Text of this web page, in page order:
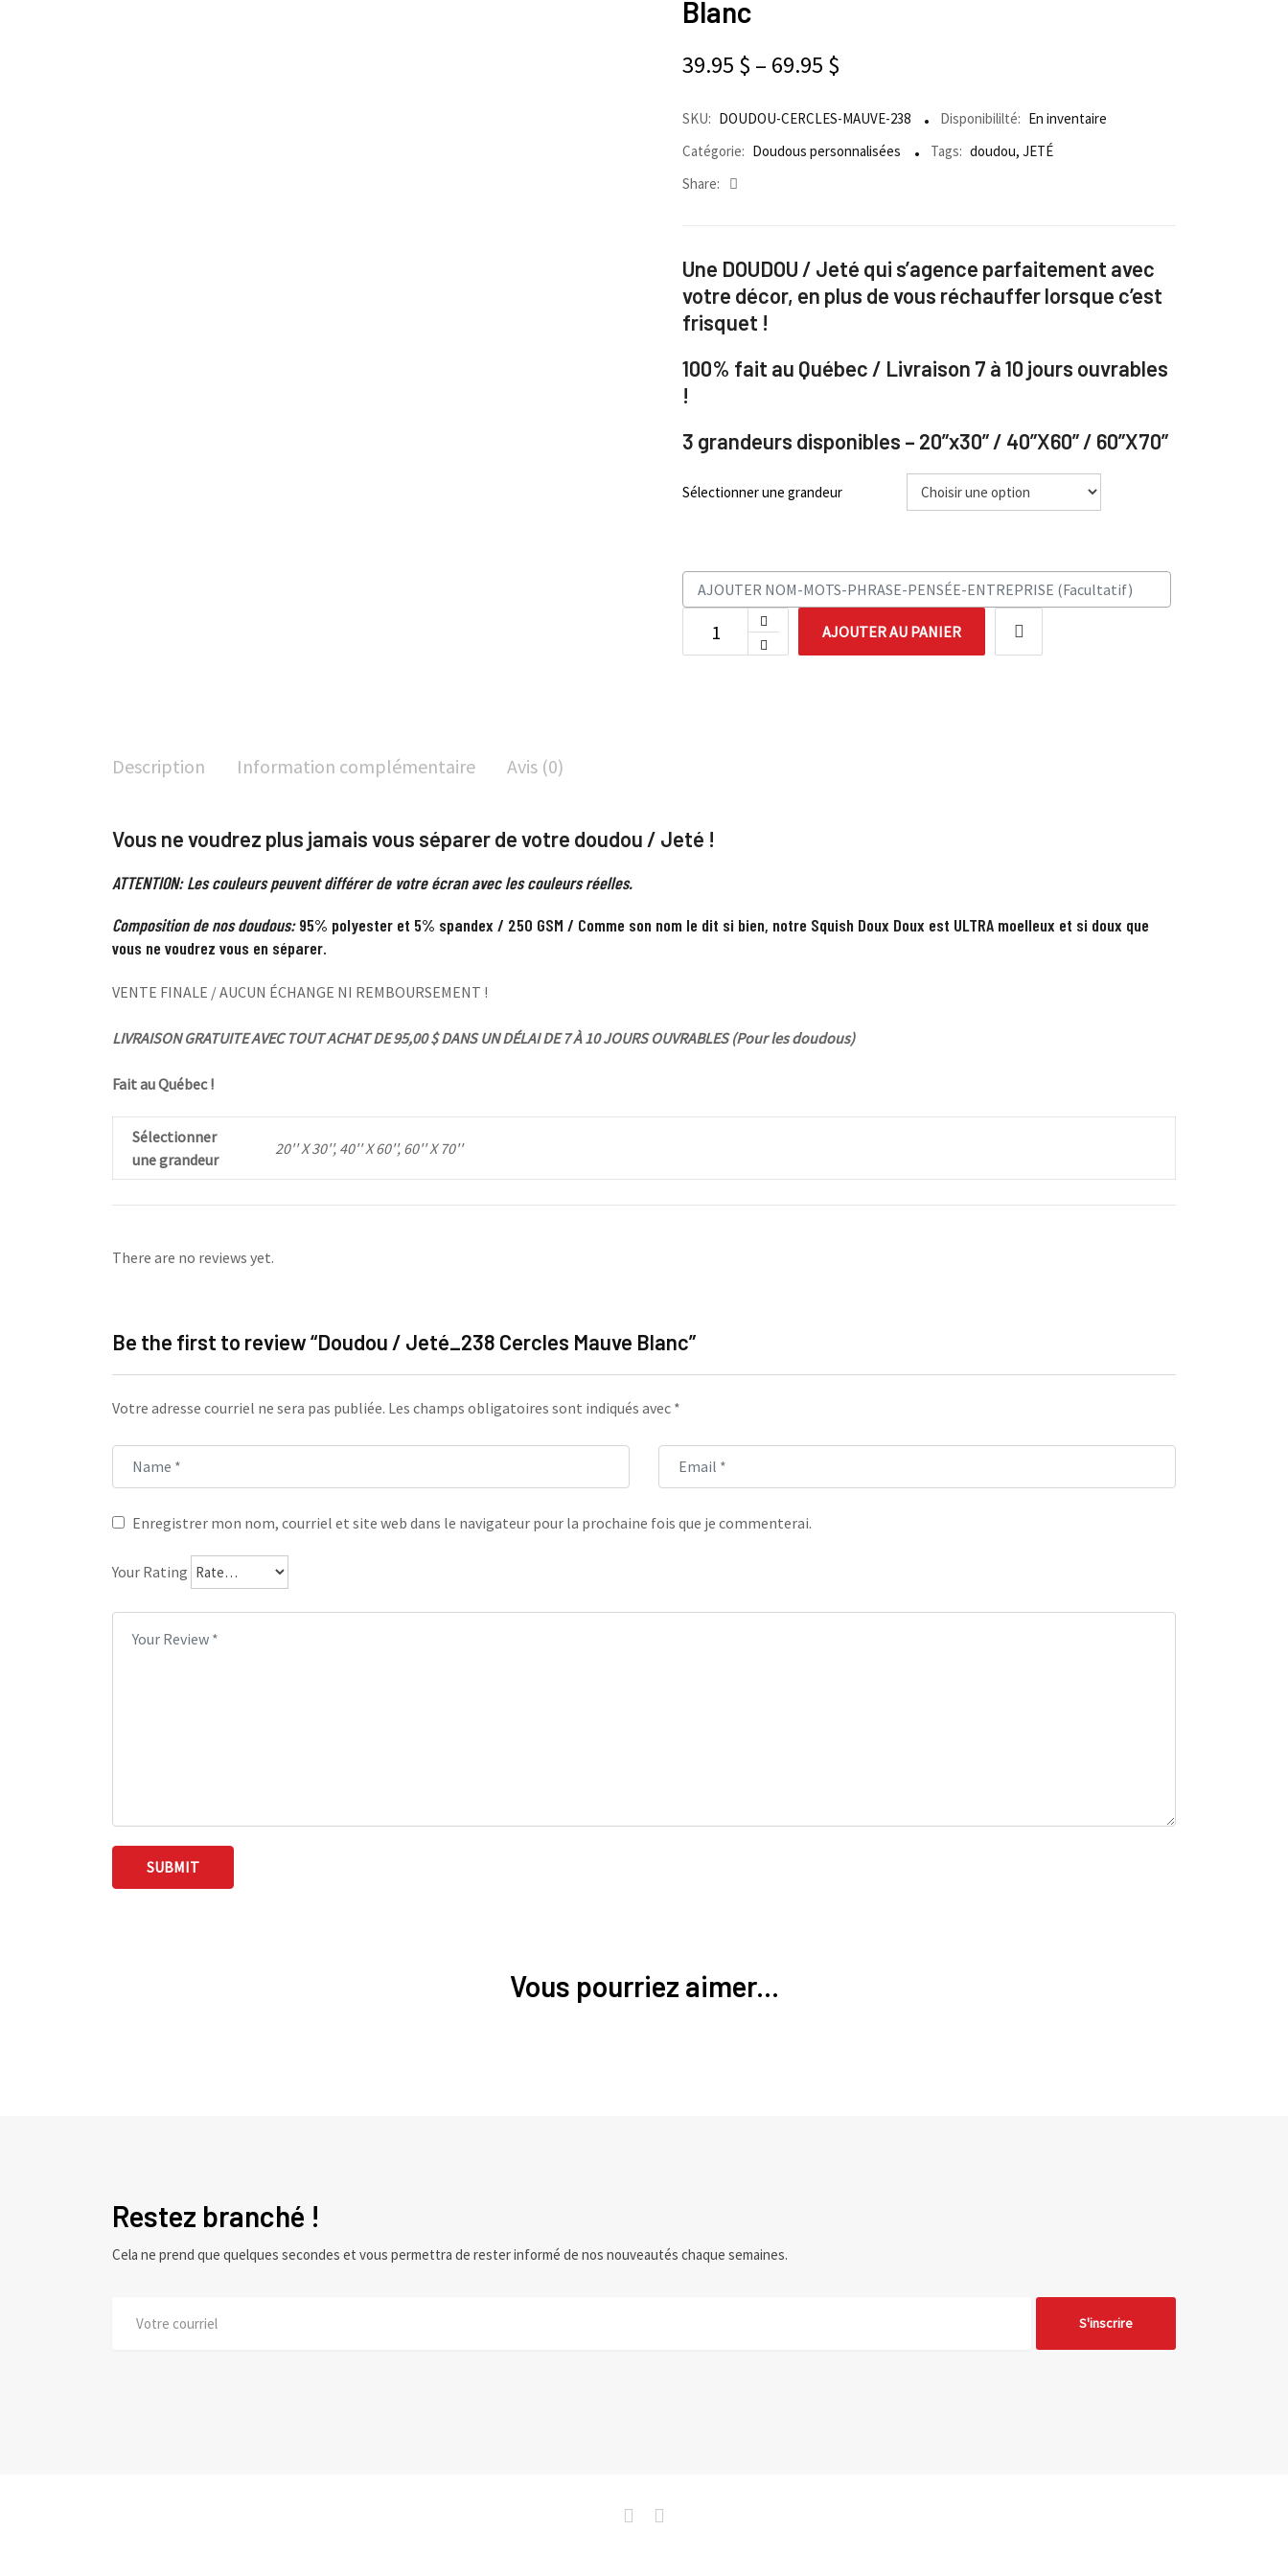
Blanc
39.95 $ – 69.95 $
SKU: DOUDOU-CERCLES-MAUVE-238 Disponibililté: En inventaire
Catégorie: Doudous personnalisées Tags: doudou, JETÉ
Share:
Une DOUDOU / Jeté qui s’agence parfaitement avec
votre décor, en plus de vous réchauffer lorsque c’est
frisquet !
100% fait au Québec / Livraison 7 à 10 jours ouvrables
!
3 grandeurs disponibles – 20”x30” / 40”X60” / 60”X70”
Sélectionner une grandeur
AJOUTER AU PANIER
Description Information complémentaire Avis (0)
Vous ne voudrez plus jamais vous séparer de votre doudou / Jeté !
ATTENTION: Les couleurs peuvent différer de votre écran avec les couleurs réelles.
Composition de nos doudous:95% polyester et 5% spandex / 250 GSM / Comme son nom le dit si bien, notre Squish Doux Doux est ULTRA moelleux et si doux que
vous ne voudrez vous en séparer.
VENTE FINALE / AUCUN ÉCHANGE NI REMBOURSEMENT !
LIVRAISON GRATUITE AVEC TOUT ACHAT DE 95,00 $ DANS UN DÉLAI DE 7 À 10 JOURS OUVRABLES (Pour les doudous)
Fait au Québec !
Sélectionner
une grandeur
20'' X 30'', 40'' X 60'', 60'' X 70''
There are no reviews yet.
Be the first to review “Doudou / Jeté_238 Cercles Mauve Blanc”
Votre adresse courriel ne sera pas publiée. Les champs obligatoires sont indiqués avec *
Enregistrer mon nom, courriel et site web dans le navigateur pour la prochaine fois que je commenterai.
Your Rating
Vous pourriez aimer...
Restez branché !
Cela ne prend que quelques secondes et vous permettra de rester informé de nos nouveautés chaque semaines.